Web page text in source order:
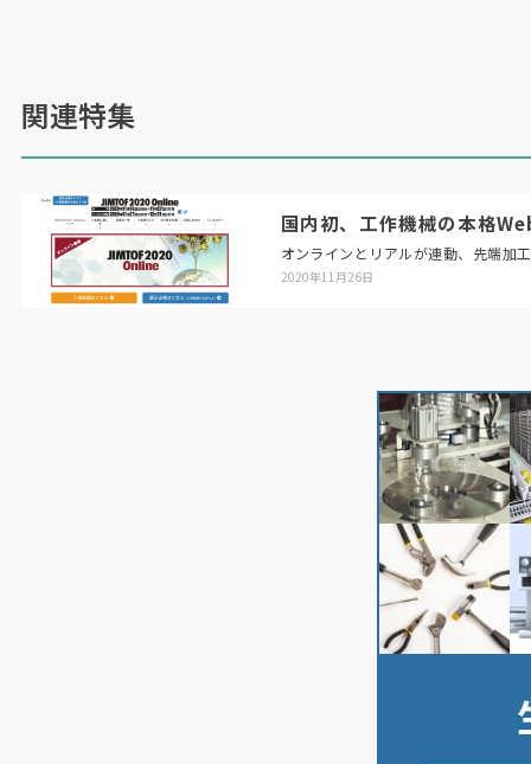
関連特集
国内初、工作機械の本格
オンラインとリアルが連動、先端加
2020年11月26日